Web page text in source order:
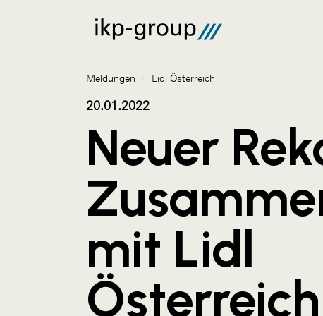
Meldungen / Lidl Österreich
20.01.2022
Neuer
mit Lidl